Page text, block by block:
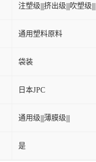
注塑级|||挤出级|||吹塑级|||
通用塑料原料
袋装
日本JPC
通用级|||薄膜级|||
是